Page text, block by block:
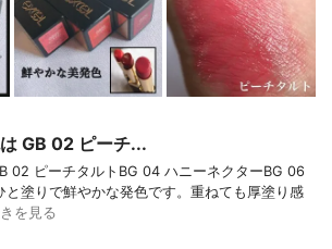
GB 02 ピーチ...
02 ピーチタルトBG 04 ハニーネクターBG 06
と塗りで鮮やかな発色です。重ねても厚塗り感
を見る